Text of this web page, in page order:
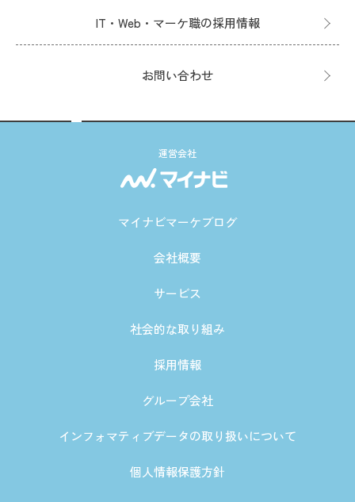
IT・Web・マーケ職の採用情報
お問い合わせ
運営会社
マイナビマーケブログ
会社概要
サービス
社会的な取り組み
採用情報
グループ会社
インフォマティブデータの取り扱いについて
個人情報保護方針